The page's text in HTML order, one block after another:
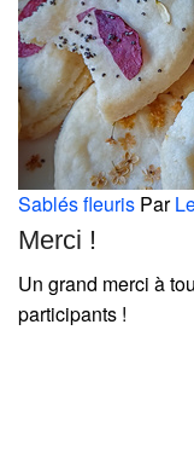
Sablés fleuris Par
Merci !
Un grand merci à
participants !